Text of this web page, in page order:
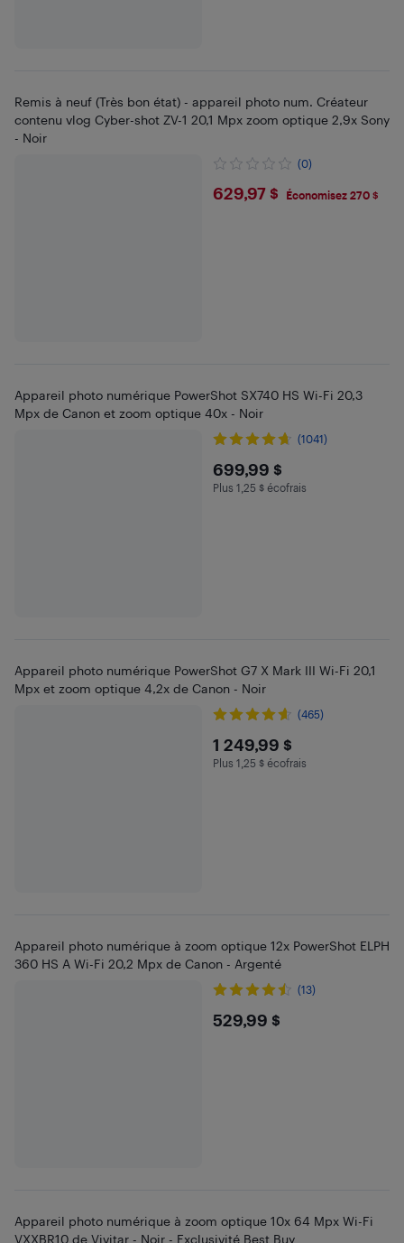
Remis à neuf (Très bon état) - appareil photo num. Créateur
contenu vlog Cyber-shot ZV-1 20,1 Mpx zoom optique 2,9x Sony
- Noir
(0)
$629.97
629,97 $ Économisez 270 $
Appareil photo numérique PowerShot SX740 HS Wi-Fi 20,3
Mpx de Canon et zoom optique 40x - Noir
(1041)
$699.99
699,99 $
Plus 1.25 $ en écofrais
Plus 1,25 $ écofrais
Appareil photo numérique PowerShot G7 X Mark III Wi-Fi 20,1
Mpx et zoom optique 4,2x de Canon - Noir
(465)
$1249.99
1 249,99 $
Plus 1.25 $ en écofrais
Plus 1,25 $ écofrais
Appareil photo numérique à zoom optique 12x PowerShot ELPH
360 HS A Wi-Fi 20,2 Mpx de Canon - Argenté
(13)
$529.99
529,99 $
Appareil photo numérique à zoom optique 10x 64 Mpx Wi-Fi
VXXBR10 de Vivitar - Noir - Exclusivité Best Buy